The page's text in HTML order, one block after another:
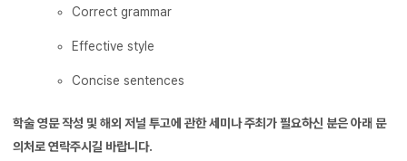
Correct grammar
Effective style
Concise sentences
학술 영문 작성 및 해외 저널 투고에 관한 세미나 주최가 필요하신 분은 아래 문
의처로 연락주시길 바랍니다.